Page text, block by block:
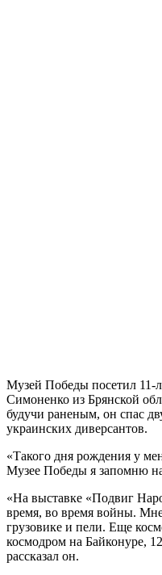
Музей Победы посетил 11-
Симоненко из Брянской
будучи раненым, он спас
украинских диверсантов.
«Такого дня рождения у
Музее Победы я запомню
«На выставке «Подвиг
время, во время войны.
грузовике и пели. Еще
космодром на Байконуре,
рассказал он.